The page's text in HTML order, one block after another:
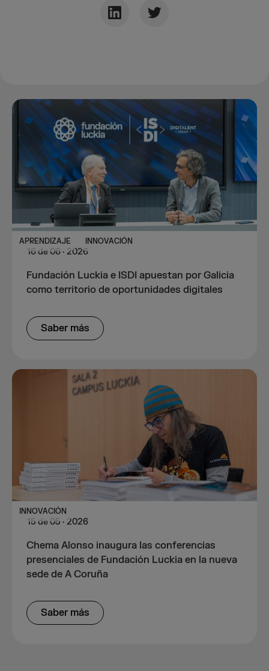
APRENDIZAJE INNOVACIÓN
16de06 · 2026
Fundación Luckia e ISDI apuestan por Galicia
como territorio de oportunidades digitales
Saber más
INNOVACIÓN
15 de05 · 2026
Chema Alonso inaugura las conferencias
presenciales de Fundación Luckia en la nueva
sede de A Coruña
Saber más